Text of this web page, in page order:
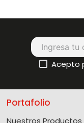
Acepto
Portafolio
Nuestros Productos